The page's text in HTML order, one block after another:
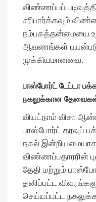
விண்ணப்பப்
சரிபார்க்கவும்
நம்பகத்தன்மையை
ஆவணங்கள்
முக்கியமானவை.
பாஸ்போர்ட் டேட்டா
நகலுக்கான
வியட்நாம் விசா
பாஸ்போர்ட் தரவுப்
நகல்
விண்ணப்பதாரரின்
தேதி மற்றும்
தனிப்பட்ட
செய்யப்பட்ட